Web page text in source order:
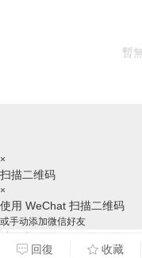
暫
回復 收藏
×
扫描二维码
×
使用 WeChat 扫描二维码
或手动添加微信好友